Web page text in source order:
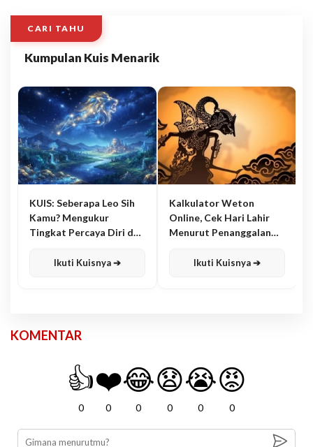
CARI TAHU
Kumpulan Kuis Menarik
KUIS: Seberapa Leo Sih
Kamu? Mengukur
Tingkat Percaya Diri dan
Ikuti Kuisnya ➔
Kalkulator Weton
Online, Cek Hari Lahir
Menurut Penanggalan
Ikuti Kuisnya ➔
KOMENTAR
👍
0
❤️
0
😂
0
😧
0
😭
0
😡
0